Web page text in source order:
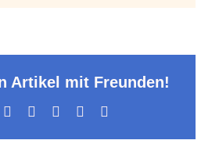
Artikel mit Freunden!
LinkedInWhatsApp
Pinterest